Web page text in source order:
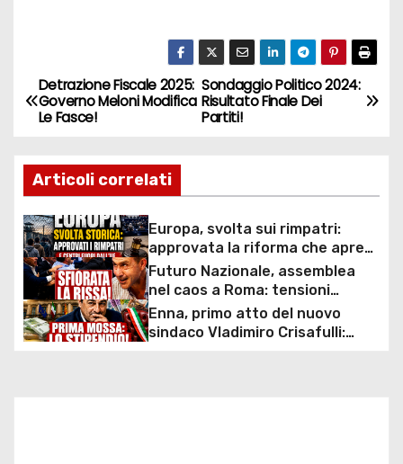
N
a
v
i
g
a
z
Sondaggio Politico 2024:
Risultato Finale Dei
Partiti!
Detrazione Fiscale 2025:
Governo Meloni Modifica
Le Fasce!
Articoli correlati
Europa, svolta sui rimpatri:
approvata la riforma che apre
ai centri fuori dall’UE e accelera
le espulsioni
Futuro Nazionale, assemblea
nel caos a Roma: tensioni
interne, spintoni e proteste
durante il debutto del partito di
Roberto Vannacci
Enna, primo atto del nuovo
sindaco Vladimiro Crisafulli: